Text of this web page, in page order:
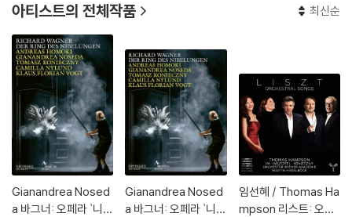
아티스트의 전체작품 최신순
Gianandrea Nosed
a 바그너: 오페라 `니벨
Gianandrea Nosed
a 바그너: 오페라 `니벨
임선혜 / Thomas Ha
mpson 리스트: 오케